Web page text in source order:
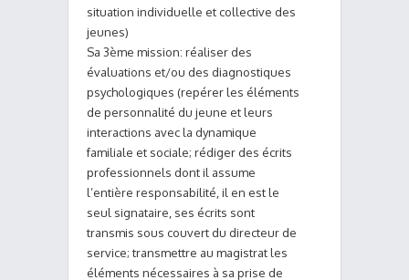
situation individuelle et collective des
jeunes)
Sa 3ème mission: réaliser des
évaluations et/ou des diagnostiques
psychologiques (repérer les éléments
de personnalité du jeune et leurs
interactions avec la dynamique
familiale et sociale; rédiger des écrits
professionnels dont il assume
l’entière responsabilité, il en est le
seul signataire, ses écrits sont
transmis sous couvert du directeur de
service; transmettre au magistrat les
éléments nécessaires à sa prise de